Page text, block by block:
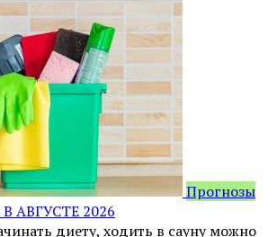
Прогнозы
АВГУСТЕ 2026
диету, ходить в сауну можно